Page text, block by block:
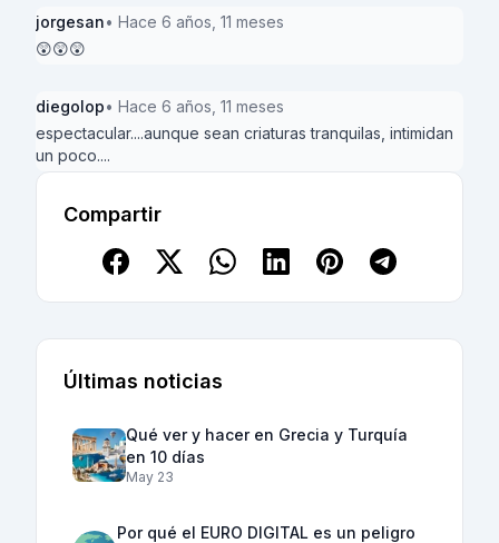
jorgesan• Hace 6 años, 11 meses
😲😲😲
diegolop• Hace 6 años, 11 meses
espectacular....aunque sean criaturas tranquilas, intimidan
un poco....
Compartir
Últimas noticias
Qué ver y hacer en Grecia y Turquía
en 10 días
May 23
Por qué el EURO DIGITAL es un peligro